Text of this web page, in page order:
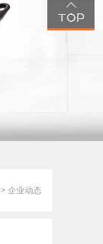
> 企业动态